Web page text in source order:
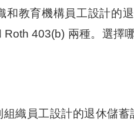
和教育機構員工設計的
403(b) 兩種。選擇
織員工設計的退休儲